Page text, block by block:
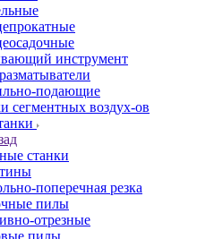
инструмент
подающие
сегментных воздух-ов
станки
поперечная резка
пилы
отрезные
пилы